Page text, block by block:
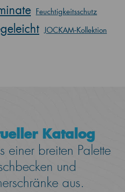
Feuchtigkeitsschutz
JOCKAM‑Kollektion
Katalog
einer breiten Palette
und
aus.